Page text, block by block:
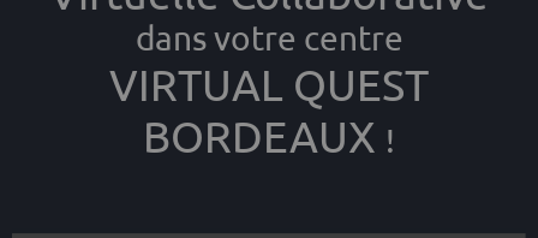
dans votre centre
VIRTUAL QUEST
BORDEAUX !